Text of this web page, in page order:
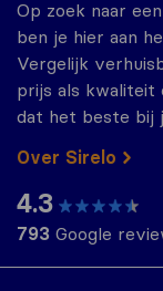
Op zoek naar
ben je hier aan
Vergelijk
prijs als kwaliteit
dat het beste bij
Over Sirelo
4.3
793 Google